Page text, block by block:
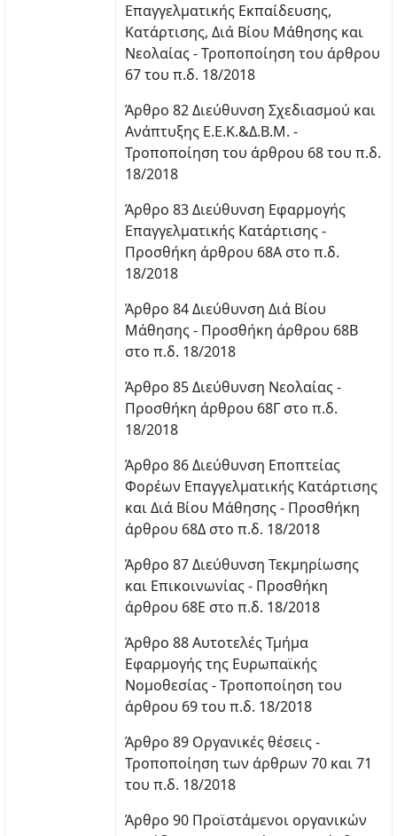
Επαγγελματικής Εκπαίδευσης,
Κατάρτισης, Διά Βίου Μάθησης και
Νεολαίας - Τροποποίηση του άρθρου
67 του π.δ. 18/2018
Άρθρο 82 Διεύθυνση Σχεδιασμού και
Ανάπτυξης Ε.Ε.Κ.&Δ.Β.Μ. -
Τροποποίηση του άρθρου 68 του π.δ.
18/2018
Άρθρο 83 Διεύθυνση Εφαρμογής
Επαγγελματικής Κατάρτισης -
Προσθήκη άρθρου 68Α στο π.δ.
18/2018
Άρθρο 84 Διεύθυνση Διά Βίου
Μάθησης - Προσθήκη άρθρου 68Β
στο π.δ. 18/2018
Άρθρο 85 Διεύθυνση Νεολαίας -
Προσθήκη άρθρου 68Γ στο π.δ.
18/2018
Άρθρο 86 Διεύθυνση Εποπτείας
Φορέων Επαγγελματικής Κατάρτισης
και Διά Βίου Μάθησης - Προσθήκη
άρθρου 68Δ στο π.δ. 18/2018
Άρθρο 87 Διεύθυνση Τεκμηρίωσης
και Επικοινωνίας - Προσθήκη
άρθρου 68Ε στο π.δ. 18/2018
Άρθρο 88 Αυτοτελές Τμήμα
Εφαρμογής της Ευρωπαϊκής
Νομοθεσίας - Τροποποίηση του
άρθρου 69 του π.δ. 18/2018
Άρθρο 89 Οργανικές θέσεις -
Τροποποίηση των άρθρων 70 και 71
του π.δ. 18/2018
Άρθρο 90 Προϊστάμενοι οργανικών